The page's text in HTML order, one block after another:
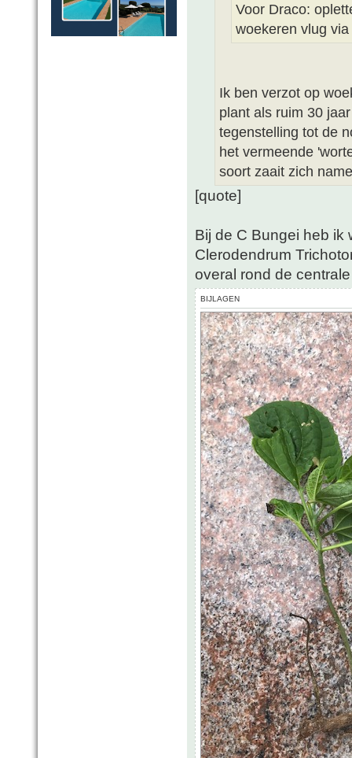
Voor Draco:
woekeren vlug
Ik ben verzot op
plant als ruim 30
tegenstelling tot de
het vermeende
soort zaait zich
[quote]
Bij de C Bungei heb ik
Clerodendrum
overal rond de
BIJLAGEN